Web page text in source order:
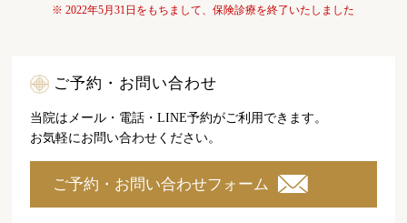
※ 2022年5月31日をもちまして、保険診療を終了いたしました
ご予約・お問い合わせ
当院はメール・電話・LINE予約がご利用できます。
お気軽にお問い合わせください。
ご予約・お問い合わせフォーム